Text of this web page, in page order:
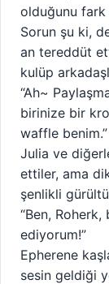
olduğunu fark
Sorun şu ki,
an tereddüt
kulüp
“Ah~
birinize bir
waffle benim.”
Julia ve
ettiler, ama
şenlikli
“Ben,
ediyorum!”
Epherene
sesin geldiği